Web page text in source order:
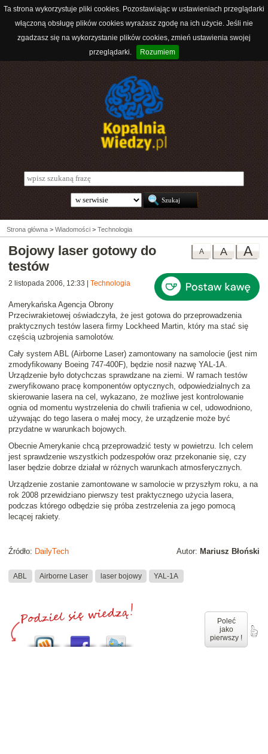
Ta strona wykorzystuje pliki cookies. Pozostawiając w ustawieniach przeglądarki
włączoną obsługę plików cookies wyrażasz zgodę na ich użycie. Jeśli nie
zgadzasz się na wykorzystanie plików cookies, zmień ustawienia swojej
przeglądarki.
Rozumiem
Strona główna > Wiadomości > Technologia
A
A
A
Bojowy laser gotowy do
testów
2 listopada 2006, 12:33 Technologia
Amerykańska Agencja Obrony
Przeciwrakietowej oświadczyła, że jest gotowa do przeprowadzenia
praktycznych testów laserafirmy Lockheed Martin, który ma stać się
częścią uzbrojenia samolotów.
Cały system ABL (Airborne Laser) zamontowany na samolocie (jest nim
zmodyfikowany Boeing 747-400F), będzie nosił nazwę YAL-1A.
Urządzenie było dotychczas sprawdzane na ziemi. W ramach testów
zweryfikowano pracę komponentów optycznych, odpowiedzialnych za
skierowanie lasera na cel, wykazano, że możliwe jest kontrolowanie
ognia od momentu wystrzelenia do chwili trafienia w cel, udowodniono,
używając do tego lasera o małej mocy, że urządzenie może być
przydatne w warunkach bojowych.
Obecnie Amerykanie chcą przeprowadzić testy w powietrzu. Ich celem
jest sprawdzenie wszystkich podzespołów oraz przekonanie się, czy
laser będzie dobrze działał w różnych warunkach atmosferycznych.
Urządzenie zostanie zamontowane w samolocie w przyszłym roku, a na
rok 2008 przewidziano pierwszy test praktycznego użycia lasera,
podczas którego odbędzie się próba zestrzelenia za jego pomocą
lecącej rakiety.
Autor: Mariusz Błoński
Źródło: DailyTech
ABL Airborne Laser laser bojowy YAL-1A
Poleć
jako
pierwszy !